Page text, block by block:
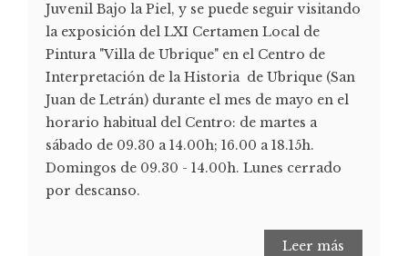
Juvenil Bajo la Piel, y se puede seguir visitando
la exposición del LXI Certamen Local de
Pintura "Villa de Ubrique" en el Centro de
Interpretación de la Historia de Ubrique (San
Juan de Letrán) durante el mes de mayo en el
horario habitual del Centro: de martes a
sábado de 09.30 a 14.00h; 16.00 a 18.15h.
Domingos de 09.30 - 14.00h. Lunes cerrado
por descanso.
Leer más